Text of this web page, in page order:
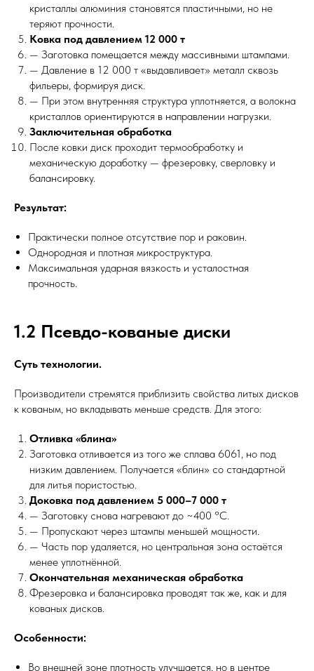
кристаллы алюминия становятся пластичными, но не
теряют прочности.
Ковка под давлением 12 000 т
— Заготовка помещается между массивными штампами.
— Давление в 12 000 т «выдавливает» металл сквозь
фильеры, формируя диск.
— При этом внутренняя структура уплотняется, а волокна
кристаллов ориентируются в направлении нагрузки.
Заключительная обработка
После ковки диск проходит термообработку и
механическую доработку — фрезеровку, сверловку и
балансировку.
Результат:
Практически полное отсутствие пор и раковин.
Однородная и плотная микроструктура.
Максимальная ударная вязкость и усталостная
прочность.
1.2 Псевдо-кованые диски
Суть технологии.
Производители стремятся приблизить свойства литых дисков
к кованым, но вкладывать меньше средств. Для этого:
Отливка «блина»
Заготовка отливается из того же сплава 6061, но под
низким давлением. Получается «блин» со стандартной
для литья пористостью.
Доковка под давлением 5 000–7 000 т
— Заготовку снова нагревают до ~400 °C.
— Пропускают через штампы меньшей мощности.
— Часть пор удаляется, но центральная зона остаётся
менее уплотнённой.
Окончательная механическая обработка
Фрезеровка и балансировка проводят так же, как и для
кованых дисков.
Особенности:
Во внешней зоне плотность улучшается, но в центре